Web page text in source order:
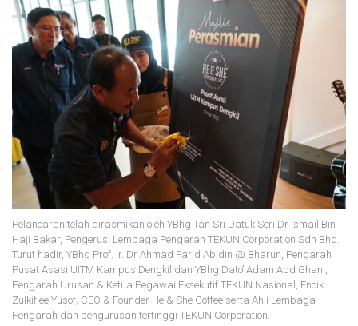
Pelancaran telah dirasmikan oleh YBhg Tan Sri Datuk Seri Dr Ismail Bin
Haji Bakar, Pengerusi Lembaga Pengarah TEKUN Corporation Sdn Bhd.
Turut hadir, YBhg Prof. Ir. Dr Ahmad Farid Abidin @ Bharun, Pengarah
Pusat Asasi UITM Kampus Dengkil dan YBhg Dato’ Adam Abd Ghani,
Pengarah Urusan & Ketua Pegawai Eksekutif TEKUN Nasional, Encik
Zulkiflee Yusof, CEO & Founder He & She Coffee serta Ahli Lembaga
Pengarah dan pengurusan tertinggi TEKUN Corporation.